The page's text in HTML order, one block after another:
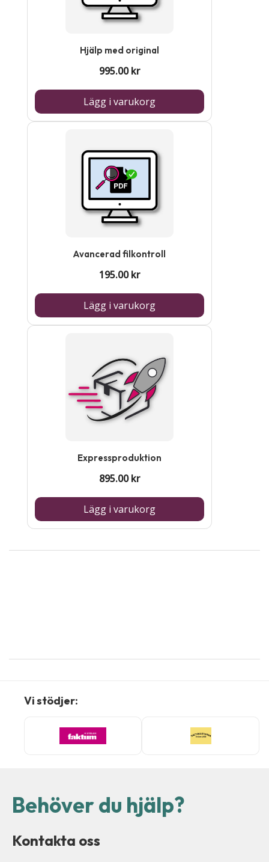
Hjälp med original
995.00kr
Lägg i varukorg
Avancerad filkontroll
195.00kr
Lägg i varukorg
Expressproduktion
895.00kr
Lägg i varukorg
Vi stödjer:
Behöver du hjälp?
Kontakta oss